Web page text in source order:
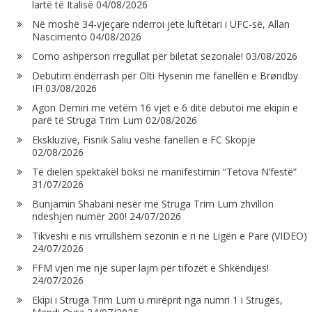
lartë të Italisë 04/08/2026
Në moshë 34-vjeçare ndërroi jetë luftëtari i UFC-së, Allan
Nascimento 04/08/2026
Como ashpërson rregullat për biletat sezonale! 03/08/2026
Debutim ëndërrash për Olti Hysenin me fanellën e Brøndby
IF! 03/08/2026
Agon Demiri me vetëm 16 vjet e 6 ditë debutoi me ekipin e
parë të Struga Trim Lum 02/08/2026
Ekskluzive, Fisnik Saliu veshë fanellën e FC Skopje
02/08/2026
Të dielën spektakël boksi në manifestimin “Tetova N’festë”
31/07/2026
Bunjamin Shabani nesër me Struga Trim Lum zhvillon
ndeshjen numër 200! 24/07/2026
Tikveshi e nis vrrullshëm sezonin e ri në Ligën e Parë (VIDEO)
24/07/2026
FFM vjen me një super lajm për tifozët e Shkëndijës!
24/07/2026
Ekipi i Struga Trim Lum u mirëprit nga numri 1 i Strugës,